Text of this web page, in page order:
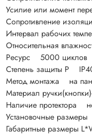
Усилие или момент
Сопротивление
Интервал рабочих
Относительная
Ресурс 5000 циклов
Степень защиты P
Метод монтажа на
Материал
Наличие протектора
Установочные
Габаритные размеры